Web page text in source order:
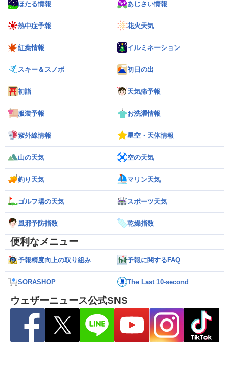
ほたる情報 あじさい情報
熱中症予報 花火天気
紅葉情報 イルミネーション
スキー＆スノボ 初日の出
初詣 天気痛予報
服装予報 お洗濯情報
紫外線情報 星空・天体情報
山の天気 空の天気
釣り天気 マリン天気
ゴルフ場の天気 スポーツ天気
風邪予防指数 乾燥指数
便利なメニュー
予報精度向上の取り組み 予報に関するFAQ
SORASHOP The Last 10-second
ウェザーニュース公式SNS